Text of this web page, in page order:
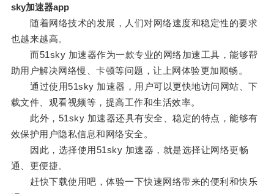
sky加速器app
随着网络技术的发展，人们对网络速度和稳定性的要求
也越来越高。
而51sky 加速器作为一款专业的网络加速工具，能够帮
助用户解决网络慢、卡顿等问题，让上网体验更加顺畅。
通过使用51sky 加速器，用户可以更快地访问网站、下
载文件、观看视频等，提高工作和生活效率。
此外，51sky 加速器还具有安全、稳定的特点，能够有
效保护用户隐私信息和网络安全。
因此，选择使用51sky 加速器，就是选择让网络更畅
通、更便捷。
赶快下载使用吧，体验一下快速网络带来的便利和快乐